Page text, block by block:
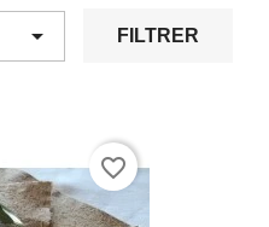
 FILTRER
favorite_border